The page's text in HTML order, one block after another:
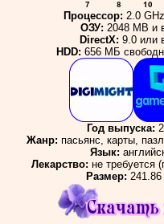
Процессор: 2.0
ОЗУ: 2048 MB и
DirectX: 9.0 или
HDD: 656 МБ
Год выпуска:
Жанр: пасьянс, карты,
Язык:
Лекарство: не требуется
Размер: